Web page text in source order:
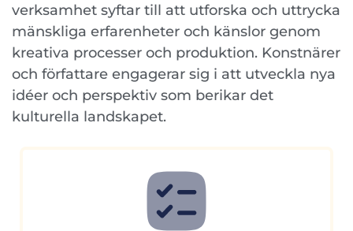
verksamhet syftar till att utforska och uttrycka
mänskliga erfarenheter och känslor genom
kreativa processer och produktion. Konstnärer
och författare engagerar sig i att utveckla nya
idéer och perspektiv som berikar det
kulturella landskapet.